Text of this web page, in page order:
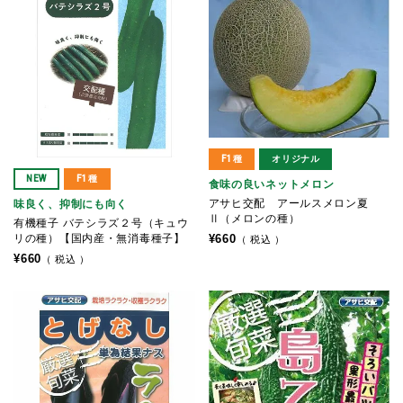
NEW F1種
味良く、抑制にも向く
有機種子 バテシラズ２号（キュウ
リの種）【国内産・無消毒種子】
¥660 税込
F1種 オリジナル
食味の良いネットメロン
アサヒ交配 アールスメロン夏
Ⅱ（メロンの種）
¥660 税込